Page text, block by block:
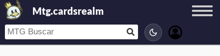
Mtg.cardsrealm